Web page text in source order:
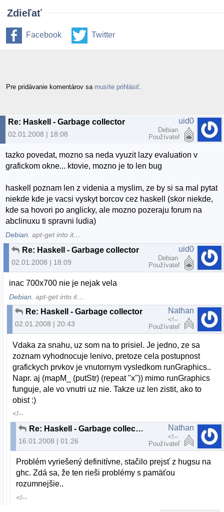
Zdieľať
Facebook Twitter
Pre pridávanie komentárov sa musíte prihlásiť
Re: Haskell - Garbage collector
02.01.2008 | 18:08
uid0
Debian
Používateľ
tazko povedat, mozno sa neda vyuzit lazy evaluation v
grafickom okne... ktovie, mozno je to len bug
haskell poznam len z videnia a myslim, ze by si sa mal pytat
niekde kde je vacsi vyskyt borcov cez haskell (skor niekde,
kde sa hovori po anglicky, ale mozno pozeraju forum na
abclinuxu ti spravni ludia)
Debian . apt-get into it…
Re: Haskell - Garbage collector
02.01.2008 | 18:09
uid0
Debian
Používateľ
inac 700x700 nie je nejak vela
Debian . apt-get into it…
Re: Haskell - Garbage collector
02.01.2008 | 20:43
Nathan
<!--
Používateľ
Vdaka za snahu, uz som na to prisiel. Je jedno, ze sa
zoznam vyhodnocuje lenivo, pretoze cela postupnost
grafickych prvkov je vnutornym vysledkom runGraphics..
Napr. aj (mapM_ (putStr) (repeat "x")) mimo runGraphics
funguje, ale vo vnutri uz nie. Takze uz len zistit, ako to
obist :)
<!--
Re: Haskell - Garbage collector
16.01.2008 | 01:26
Nathan
<!--
Používateľ
Problém vyriešený definitívne, stačilo prejsť z hugsu na
ghc. Zdá sa, že ten rieši problémy s pamäťou
rozumnejšie..
<!--